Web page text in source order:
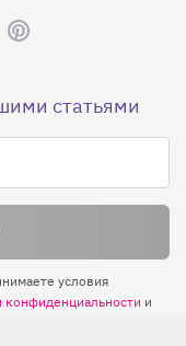
статьями
условия
конфиденциальности и